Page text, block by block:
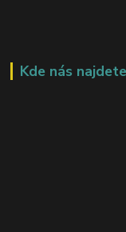
Kde nás